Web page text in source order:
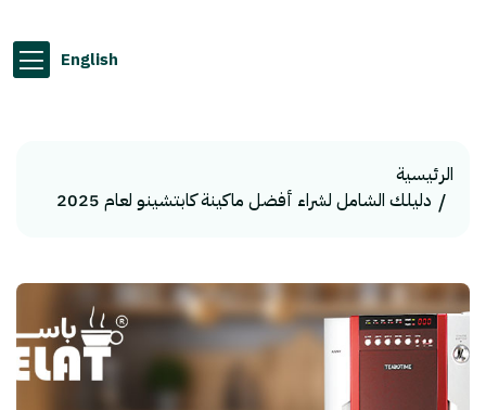
English
الرئيسية
دليلك الشامل لشراء أفضل ماكينة كابتشينو لعام 2025